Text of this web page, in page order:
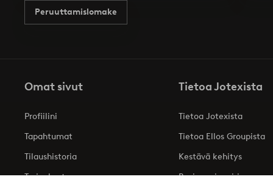
Peruuttamislomake
Omat sivut
Profiilini
Tapahtumat
Tilaushistoria
Tarjoukset
Tietoa Jotexista
Tietoa Jotexista
Tietoa Ellos Groupista
Kestävä kehitys
Business inquiries